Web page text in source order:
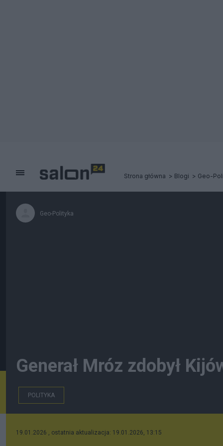
Strona główna Blogi Geo-
Geo-Polityka
Generał Mróz zdobył
POLITYKA
19.01.2026 , ostatnia aktualizacja: 19.01.2026, 13:15